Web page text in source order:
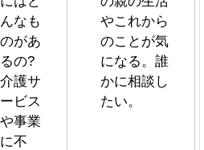
んなも
のがあ
るの?
介護サ
ービス
や事業
に不
やこれから
のことが気
になる。誰
かに相談し
たい。